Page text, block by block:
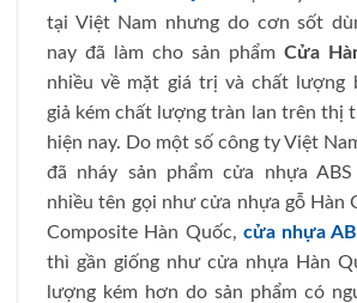
tại Việt Nam nhưng do cơn sốt
nay đã làm cho sản phẩm Cửa
nhiều về mặt giá trị và chất lượng
giả kém chất lượng tràn lan trên thị
hiện nay. Do một số công ty Việt
đã nháy sản phẩm cửa nhựa
nhiều tên gọi như cửa nhựa gỗ Hàn
Composite Hàn Quốc, cửa nhựa
thì gần giống như cửa nhựa Hàn
lượng kém hơn do sản phẩm có